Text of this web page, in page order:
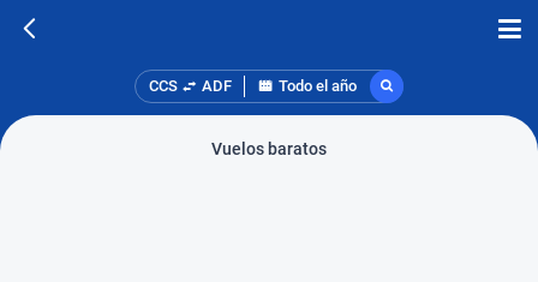
CCS ADF Todo el año
Vuelos baratos